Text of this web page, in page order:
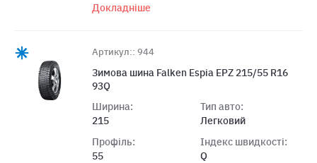
Докладніше
Артикул:: 944
Зимова шина Falken Espia EPZ 215/55 R16
93Q
Ширина:
215
Профіль:
55
Тип авто:
Легковий
Індекс швидкості:
Q